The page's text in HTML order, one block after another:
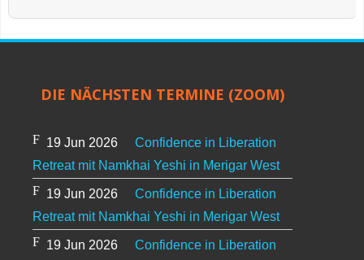
DIE NÄCHSTEN TERMINE (ZOOM)
19 Jun 2026
Confidence in Liberation
Retreat mit Namkhai Yeshi in Merigar West
19 Jun 2026
Confidence in Liberation
Retreat mit Namkhai Yeshi in Merigar West
19 Jun 2026
Confidence in Liberation